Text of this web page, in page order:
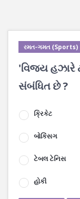
રમત-ગમત (Sports)
'વિજય હઝારે
સંબંધિત છે ?
ક્રિકેટ
બોકિંસગ
ટેબલ ટેનિસ
હોકી